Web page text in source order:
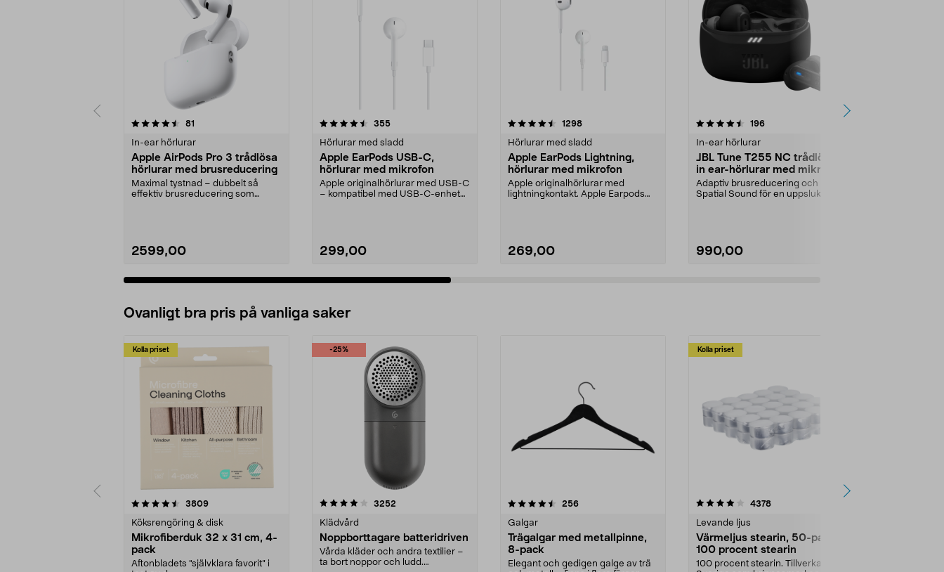
81
In-ear hörlurar
Apple AirPods Pro 3 trådlösa
hörlurar med brusreducering
Maximal tystnad – dubbelt så
effektiv brusreducering som
2599,00
4.5 av 5 stjärnor 355recensioner
Hörlurar med sladd
Apple EarPods USB-C,
hörlurar med mikrofon
Apple originalhörlurar med USB-C
– kompatibel med USB-C-enheter
299,00
4.5 av 5 stjärnor 1298recensioner
Hörlurar med sladd
Apple EarPods Lightning,
hörlurar med mikrofon
Apple originalhörlurar med
lightningkontakt. Apple Earpods
269,00
4.5 av 5 stjärnor 196recensioner
In-ear hörlurar
JBL Tune T255 NC trådlösa
in ear-hörlurar med mikrofon,
svart
Adaptiv brusreducering och
Spatial Sound för en uppslukande
990,00
4.0 av 5 stjärnor
Ovanligt bra pris på vanliga saker
Kolla priset
3809recensioner
Köksrengöring & disk
Mikrofiberduk 32 x 31 cm, 4-
pack
Aftonbladets "självklara favorit” i
-25%
4.0av 5 stjärnor 3252
Klädvård
Noppborttagare batteridriven
Vårda kläder och andra textilier –
ta bort noppor och ludd.
4.5av 5 stjärnor 256recensioner
Galgar
Trägalgar med metallpinne,
8-pack
Elegant och gedigen galge av trä
Kolla priset
4.0av 5 stjärnor 4378recensioner
Levande ljus
Värmeljus stearin, 50-pack,
100 procent stearin
100 procent stearin. Tillverkade i
4.5av 5 stjärnor